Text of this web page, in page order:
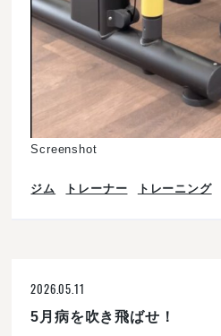
Screenshot
ジム トレーナー トレーニング
2026.05.11
5月病を吹き飛ばせ！